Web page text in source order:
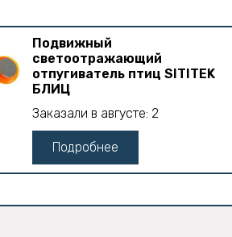
Подвижный
светоотражающий
отпугиватель птиц SITITEK
БЛИЦ
Заказали в августе: 2
Подробнее